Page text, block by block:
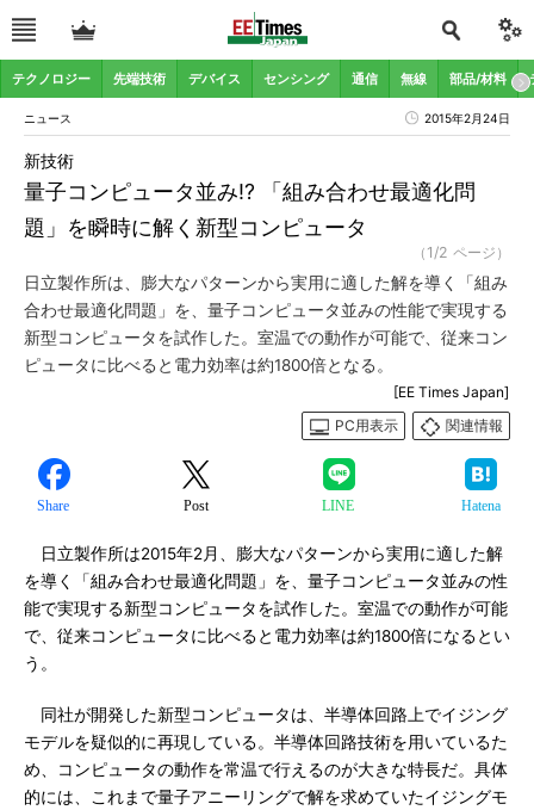
テクノロジー 先端技術 デバイス センシング 通信 無線 部品/材料
ニュース 2015年2月24日
量子コンピュータ並み!? 「組み合わせ最適化問
題」を瞬時に解く新型コンピュータ
新技術
（1/2 ページ）
日立製作所は、膨大なパターンから実用に適した解を導く「組み
合わせ最適化問題」を、量子コンピュータ並みの性能で実現する
新型コンピュータを試作した。室温での動作が可能で、従来コン
ピュータに比べると電力効率は約1800倍となる。
[EE Times Japan]
PC用表示
関連情報
Share Post LINE Hatena
日立製作所は2015年2月、膨大なパターンから実用に適した解
を導く「組み合わせ最適化問題」を、量子コンピュータ並みの性
能で実現する新型コンピュータを試作した。室温での動作が可能
で、従来コンピュータに比べると電力効率は約1800倍になるとい
う。
同社が開発した新型コンピュータは、半導体回路上でイジング
モデルを疑似的に再現している。半導体回路技術を用いているた
め、コンピュータの動作を常温で行えるのが大きな特長だ。具体
的には、これまで量子アニーリングで解を求めていたイジングモ